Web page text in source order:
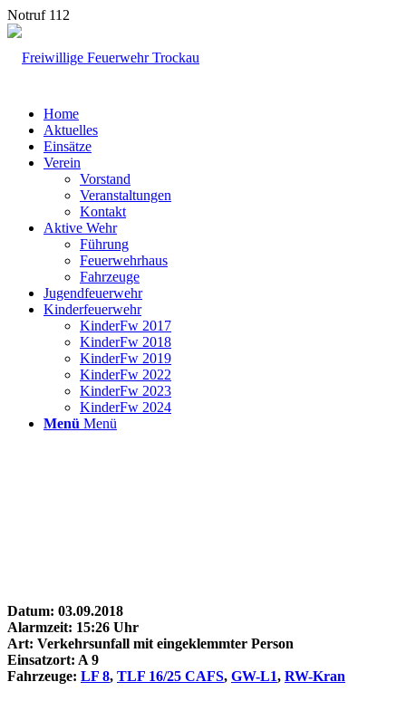
Notruf 112
Home
Aktuelles
Einsätze
Verein
Vorstand
Veranstaltungen
Kontakt
Aktive Wehr
Führung
Feuerwehrhaus
Fahrzeuge
Jugendfeuerwehr
Kinderfeuerwehr
KinderFw 2017
KinderFw 2018
KinderFw 2019
KinderFw 2022
KinderFw 2023
KinderFw 2024
Menü Menü
Datum: 03.09.2018
Alarmzeit: 15:26 Uhr
Art: Verkehrsunfall mit eingeklemmter Person
Einsatzort: A 9
Fahrzeuge: LF 8, TLF 16/25 CAFS, GW-L1, RW-Kran